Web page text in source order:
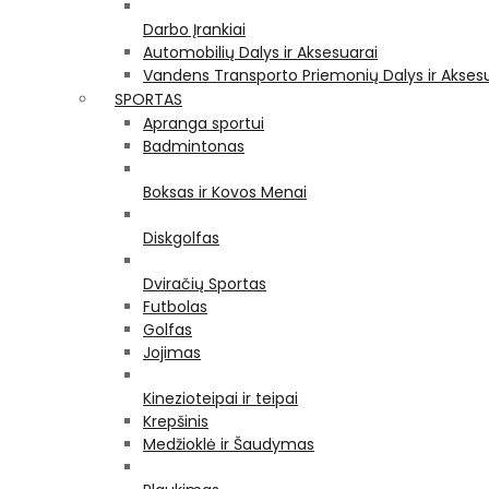
Darbo Įrankiai
Automobilių Dalys ir Aksesuarai
Vandens Transporto Priemonių Dalys ir
SPORTAS
Apranga sportui
Badmintonas
Boksas ir Kovos Menai
Diskgolfas
Dviračių Sportas
Futbolas
Golfas
Jojimas
Kinezioteipai ir teipai
Krepšinis
Medžioklė ir Šaudymas